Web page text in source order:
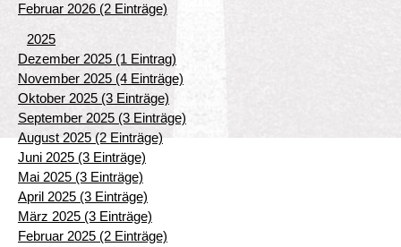
Februar 2026 (2 Einträge)
2025
Dezember 2025 (1 Eintrag)
November 2025 (4 Einträge)
Oktober 2025 (3 Einträge)
September 2025 (3 Einträge)
August 2025 (2 Einträge)
Juni 2025 (3 Einträge)
Mai 2025 (3 Einträge)
April 2025 (3 Einträge)
März 2025 (3 Einträge)
Februar 2025 (2 Einträge)